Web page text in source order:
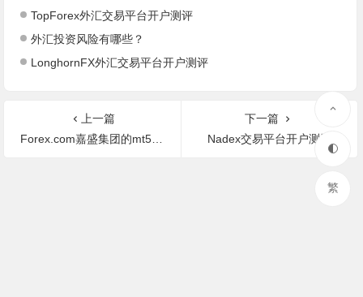
TopForex外汇交易平台开户测评
外汇投资风险有哪些？
LonghornFX外汇交易平台开户测评
上一篇
Forex.com嘉盛集团的mt5软件如何下载
下一篇
Nadex交易平台开户测评
繁